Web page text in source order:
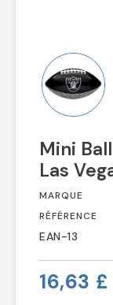
Mini
Las
MARQUE
RÉFÉRENCE
EAN-13
16,63 £